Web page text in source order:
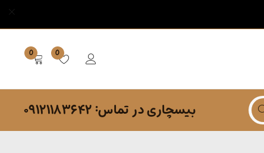
0
0
بیسچاری در تماس: ۰۹۱۲۱۱۸۳۶۴۲